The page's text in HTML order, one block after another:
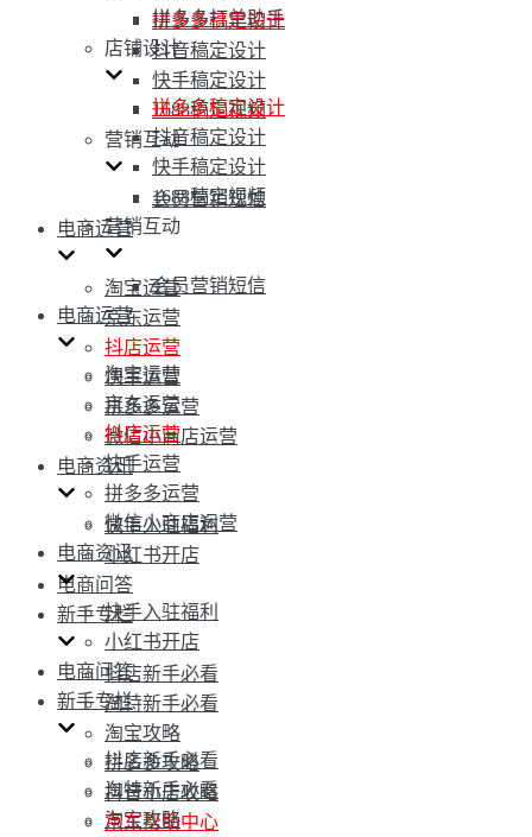
拼多多稿定设计
抖音稿定设计
快手稿定设计
1688稿定视频
营销互动
会员营销短信
电商运营
淘宝运营
京东运营
抖店运营
快手运营
拼多多运营
微信小商店运营
电商资讯
快手入驻福利
小红书开店
电商问答
新手专栏
抖店新手必看
淘特新手必看
淘宝攻略
拼多多攻略
抖音小店攻略
京东帮助中心
拼多多打单助手
店铺设计
拼多多稿定设计
抖音稿定设计
快手稿定设计
1688稿定视频
营销互动
会员营销短信
电商运营
淘宝运营
京东运营
抖店运营
快手运营
拼多多运营
微信小商店运营
电商资讯
快手入驻福利
小红书开店
电商问答
新手专栏
抖店新手必看
淘特新手必看
淘宝攻略